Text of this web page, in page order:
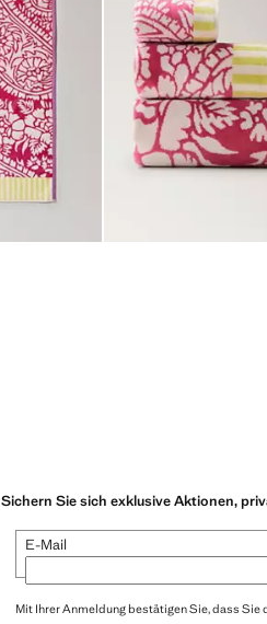
Sichern Sie sich exklusive Aktionen,
E-Mail
Mit Ihrer Anmeldung bestätigen Sie, dass Sie